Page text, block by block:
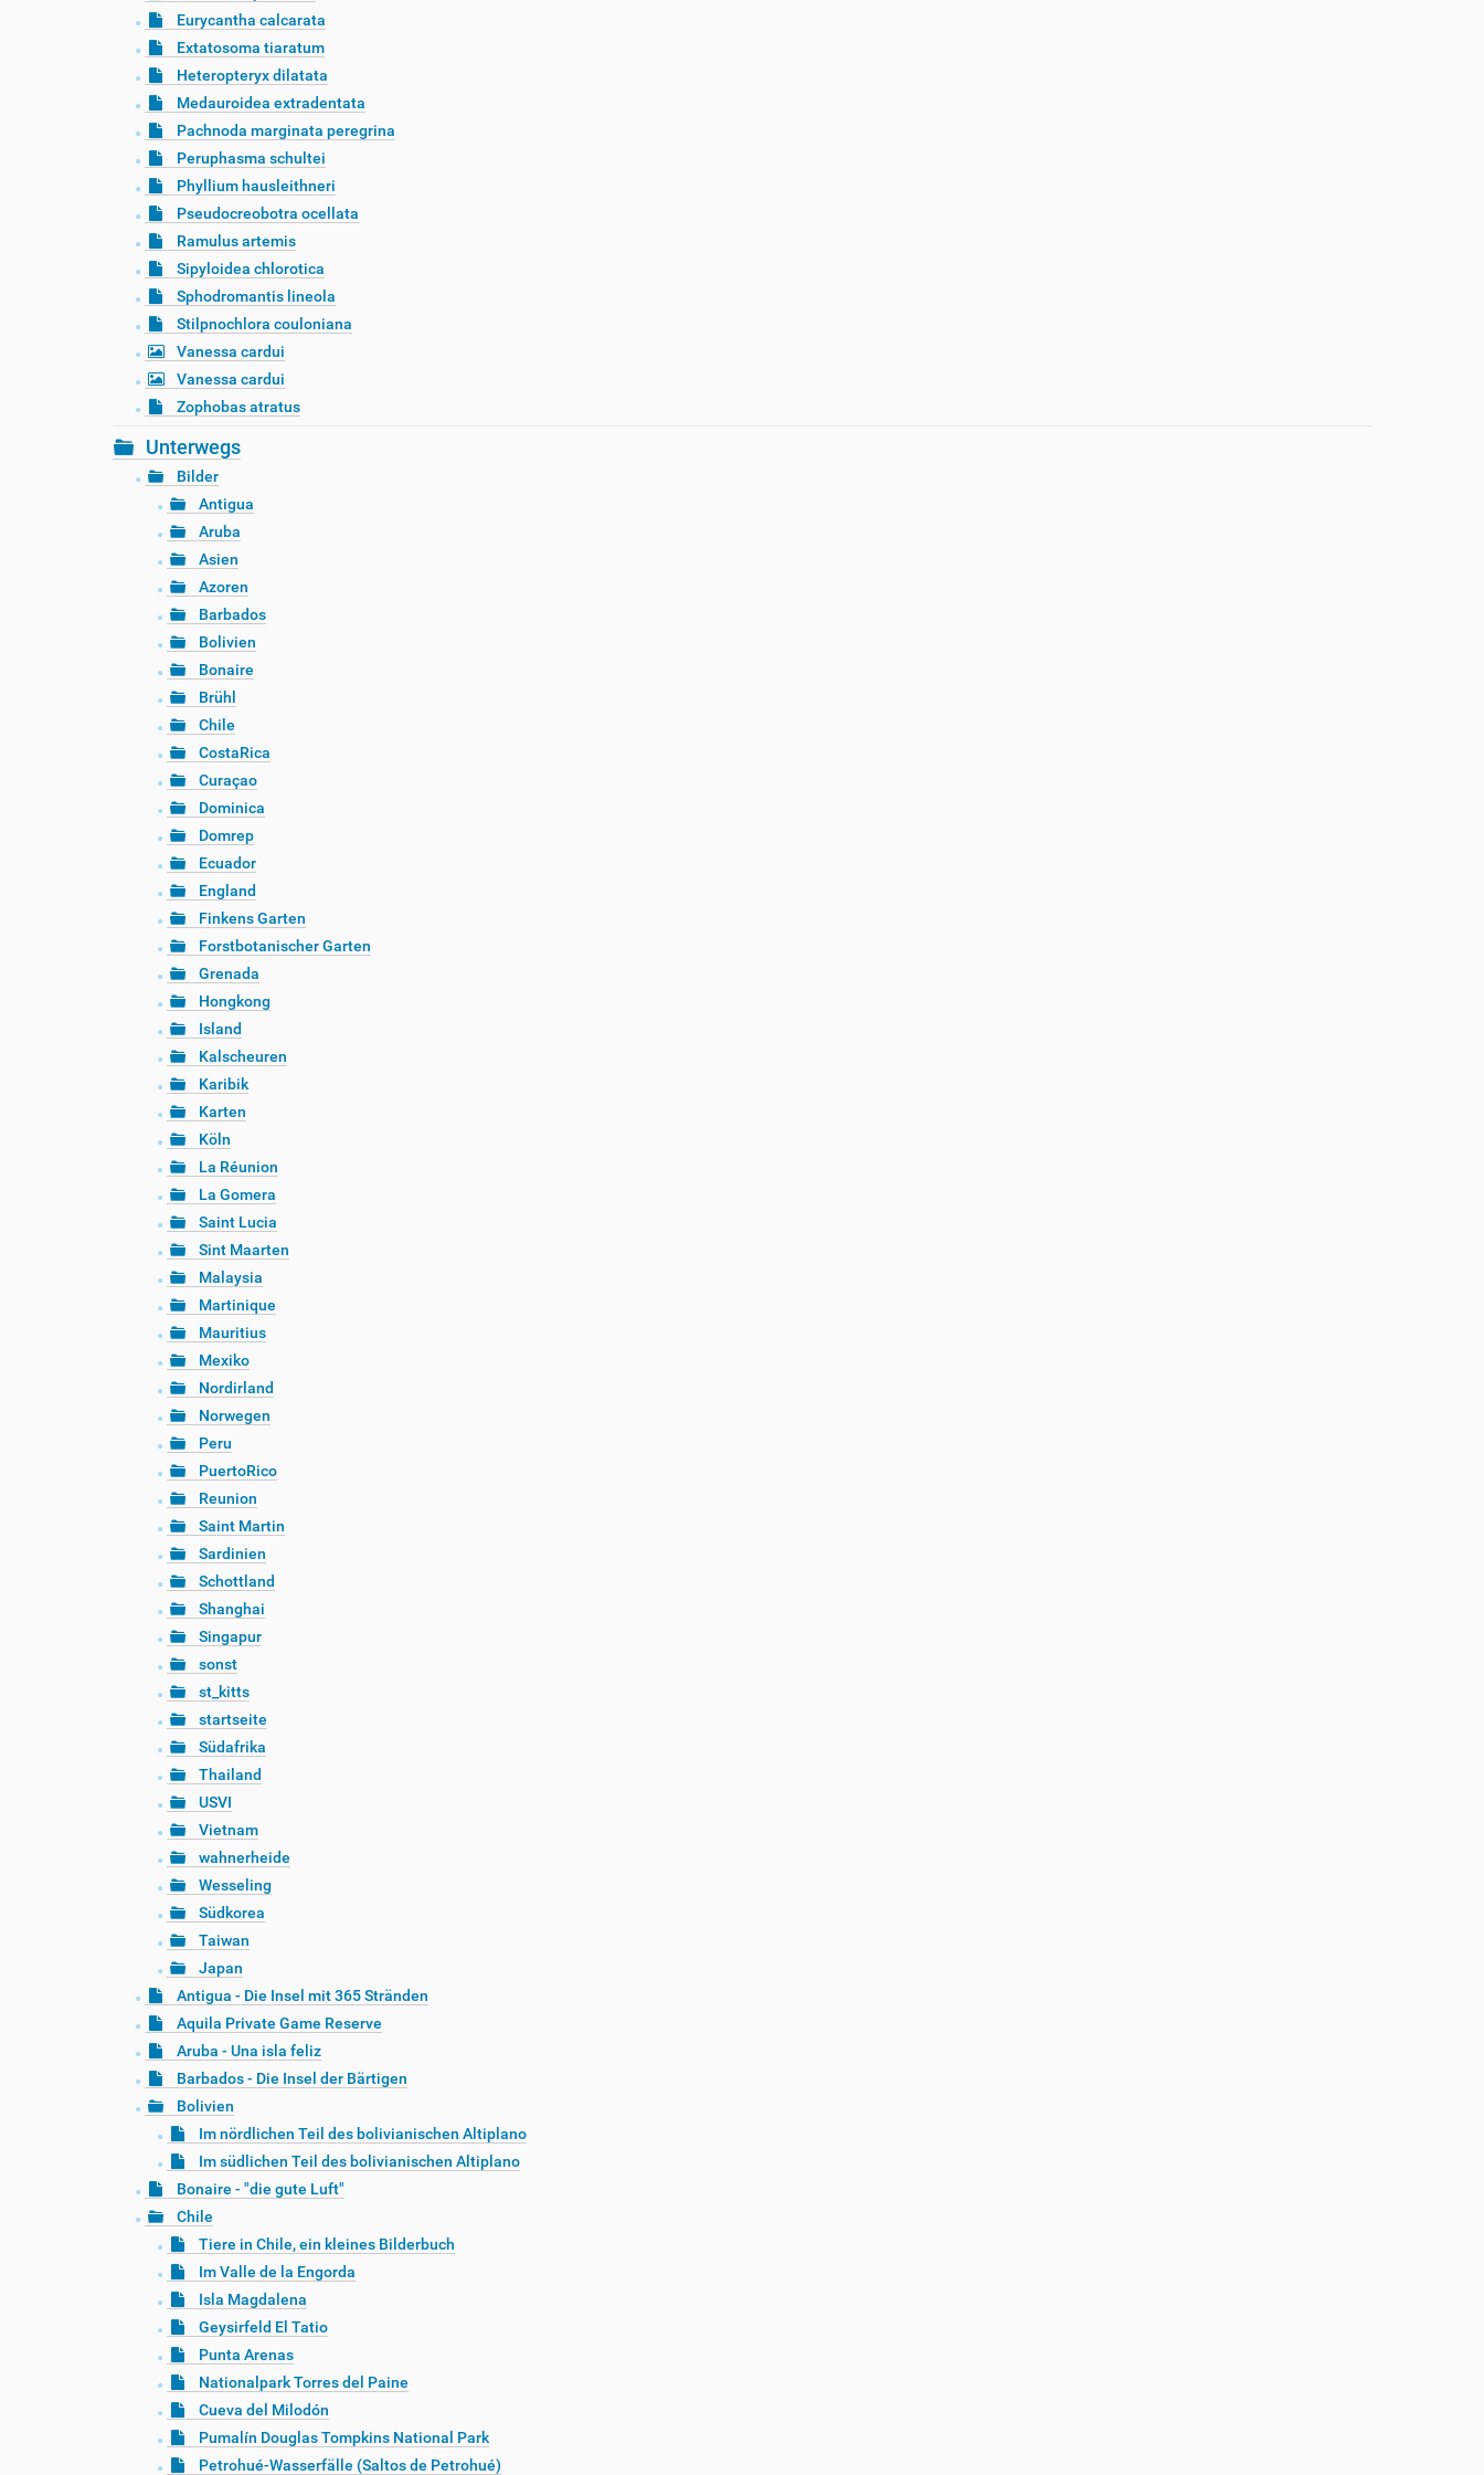
Eurycantha calcarata
Extatosoma tiaratum
Heteropteryx dilatata
Medauroidea extradentata
Pachnoda marginata peregrina
Peruphasma schultei
Phyllium hausleithneri
Pseudocreobotra ocellata
Ramulus artemis
Sipyloidea chlorotica
Sphodromantis lineola
Stilpnochlora couloniana
Vanessa cardui
Vanessa cardui
Zophobas atratus
Unterwegs
Bilder
Antigua
Aruba
Asien
Azoren
Barbados
Bolivien
Bonaire
Brühl
Chile
CostaRica
Curaçao
Dominica
Domrep
Ecuador
England
Finkens Garten
Forstbotanischer Garten
Grenada
Hongkong
Island
Kalscheuren
Karibik
Karten
Köln
La Réunion
La Gomera
Saint Lucia
Sint Maarten
Malaysia
Martinique
Mauritius
Mexiko
Nordirland
Norwegen
Peru
PuertoRico
Reunion
Saint Martin
Sardinien
Schottland
Shanghai
Singapur
sonst
st_kitts
startseite
Südafrika
Thailand
USVI
Vietnam
wahnerheide
Wesseling
Südkorea
Taiwan
Japan
Antigua - Die Insel mit 365 Stränden
Aquila Private Game Reserve
Aruba - Una isla feliz
Barbados - Die Insel der Bärtigen
Bolivien
Im nördlichen Teil des bolivianischen Altiplano
Im südlichen Teil des bolivianischen Altiplano
Bonaire - "die gute Luft"
Chile
Tiere in Chile, ein kleines Bilderbuch
Im Valle de la Engorda
Isla Magdalena
Geysirfeld El Tatio
Punta Arenas
Nationalpark Torres del Paine
Cueva del Milodón
Pumalín Douglas Tompkins National Park
Petrohué-Wasserfälle (Saltos de Petrohué)